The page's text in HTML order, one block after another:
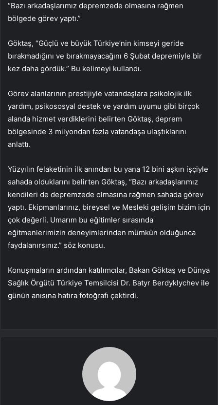
“Bazı arkadaşlarımız depremzede olmasına rağmen
bölgede görev yaptı.”
Göktaş, “Güçlü ve büyük Türkiye’nin kimseyi geride
bırakmadığını ve bırakmayacağını 6 Şubat depremiyle bir
kez daha gördük.” Bu kelimeyi kullandı.
Görev alanlarının prestijiyle vatandaşlara psikolojik ilk
yardım, psikososyal destek ve yardım uyumu gibi birçok
alanda hizmet verdiklerini belirten Göktaş, deprem
bölgesinde 3 milyondan fazla vatandaşa ulaştıklarını
anlattı.
Yüzyılın felaketinin ilk anından bu yana 12 bini aşkın işçiyle
sahada olduklarını belirten Göktaş, “Bazı arkadaşlarımız
kendileri de depremzede olmasına rağmen sahada görev
yaptı. Ekipmanlarınız, bireysel ve Mesleki gelişim bizim için
çok değerli. Umarım bu eğitimler sırasında
eğitmenlerimizin deneyimlerinden mümkün olduğunca
faydalanırsınız.” söz konusu.
Konuşmaların ardından katılımcılar, Bakan Göktaş ve Dünya
Sağlık Örgütü Türkiye Temsilcisi Dr. Batyr Berdyklychev ile
günün anısına hatıra fotoğrafı çektirdi.